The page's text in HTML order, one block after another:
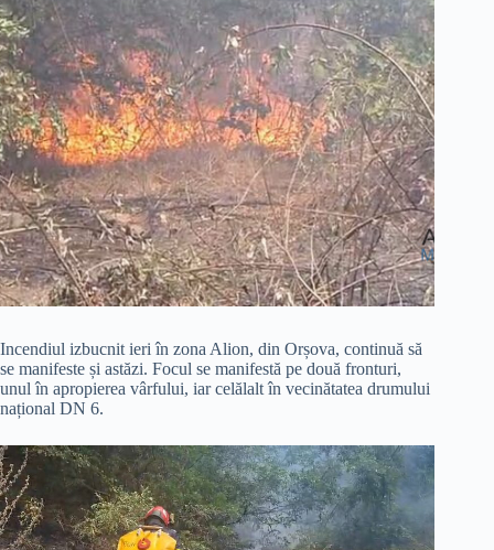
Incendiul izbucnit ieri în zona Alion, din Orșova, continuă să
se manifeste și astăzi. Focul se manifestă pe două fronturi,
unul în apropierea vârfului, iar celălalt în vecinătatea drumului
național DN 6.